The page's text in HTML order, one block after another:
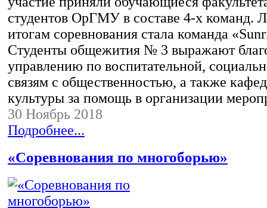
студентов ОрГМУ в составе 4-х команд.
итогам соревнования стала команда
Студенты общежития № 3 выражают
управлению по воспитательной,
связям с общественностью, а также
культуры за помощь в организации
30 Ноябрь 2018
Подробнее...
«Соревнования по многоборью»